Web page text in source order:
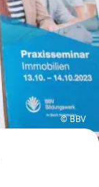
© BBV